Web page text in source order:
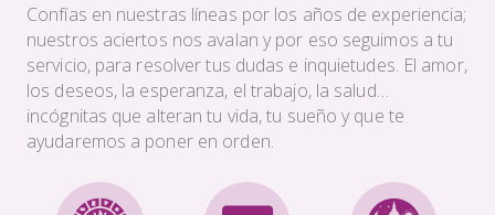
Confías en nuestras líneas por los años de experiencia;
nuestros aciertos nos avalan y por eso seguimos a tu
servicio, para resolver tus dudas e inquietudes. El amor,
los deseos, la esperanza, el trabajo, la salud…
incógnitas que alteran tu vida, tu sueño y que te
ayudaremos a poner en orden.